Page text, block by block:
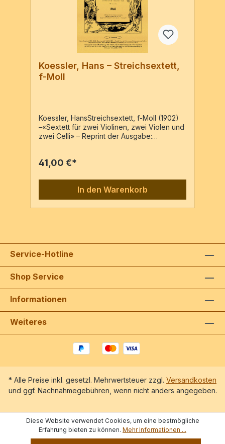
Koessler, Hans – Streichsextett,
f-Moll
Koessler, HansStreichsextett, f-Moll (1902)
–«Sextett für zwei Violinen, zwei Violen und
zwei Celli» – Reprint der Ausgabe:
78 Seiten
41,00 €*
In den Warenkorb
Service-Hotline
Shop Service
Informationen
Weiteres
* Alle Preise inkl. gesetzl. Mehrwertsteuer zzgl. Versandkosten
und ggf. Nachnahmegebühren, wenn nicht anders angegeben.
Diese Website verwendet Cookies, um eine bestmögliche
Erfahrung bieten zu können. Mehr Informationen ...